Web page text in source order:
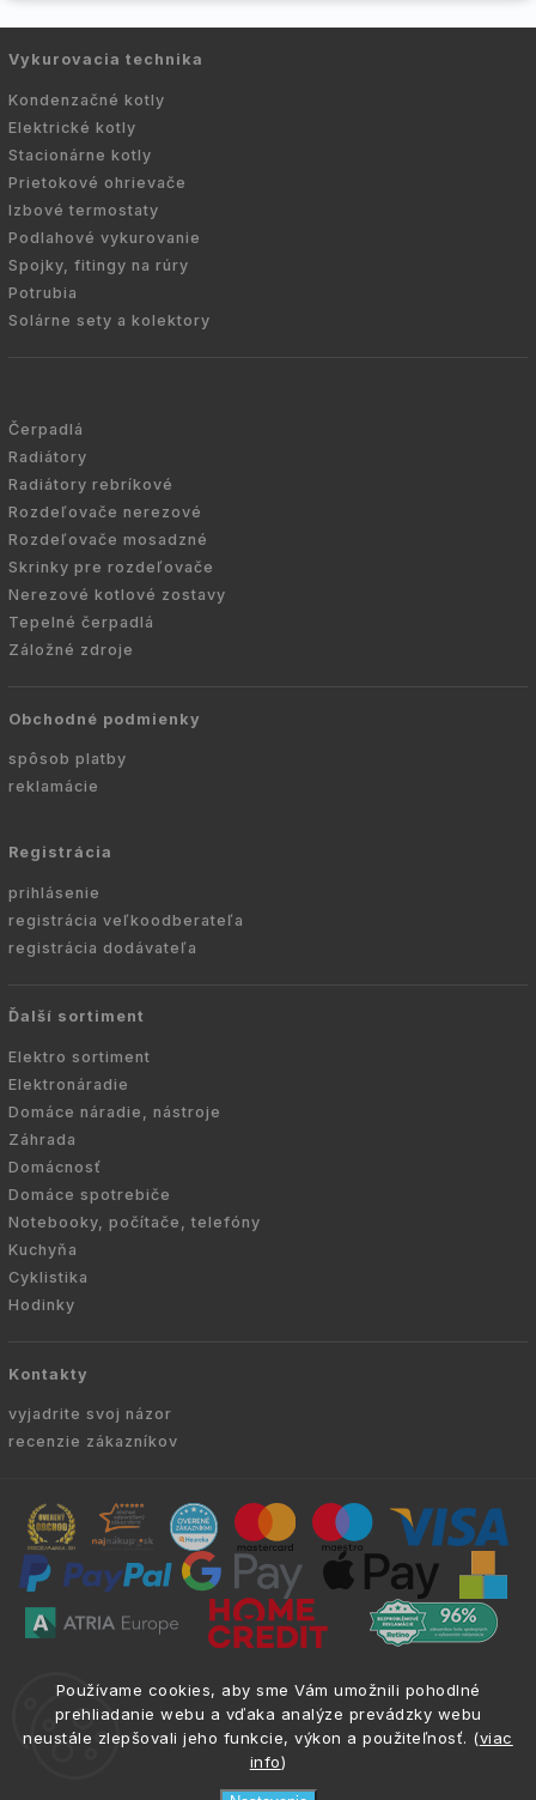
Používame cookies, aby sme Vám umožnili pohodlné
prehliadanie webu a vďaka analýze prevádzky webu
neustále zlepšovali jeho funkcie, výkon a použiteľnosť. (viac
info)
Vykurovacia technika
Kondenzačné kotly
Elektrické kotly
Stacionárne kotly
Prietokové ohrievače
Izbové termostaty
Podlahové vykurovanie
Spojky, fitingy na rúry
Potrubia
Solárne sety a kolektory
Čerpadlá
Radiátory
Radiátory rebríkové
Rozdeľovače nerezové
Rozdeľovače mosadzné
Skrinky pre rozdeľovače
Nerezové kotlové zostavy
Tepelné čerpadlá
Záložné zdroje
Obchodné podmienky
spôsob platby
reklamácie
Registrácia
prihlásenie
registrácia veľkoodberateľa
registrácia dodávateľa
Ďalší sortiment
Elektro sortiment
Elektronáradie
Domáce náradie, nástroje
Záhrada
Domácnosť
Domáce spotrebiče
Notebooky, počítače, telefóny
Kuchyňa
Cyklistika
Hodinky
Kontakty
vyjadrite svoj názor
recenzie zákazníkov
Všetky práva vyhradené.